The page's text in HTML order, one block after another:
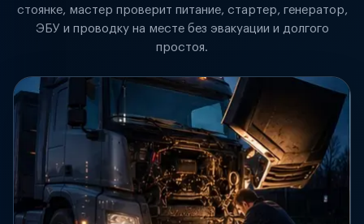
стоянке, мастер проверит питание, стартер, генератор,
ЭБУ и проводку на месте без эвакуации и долгого
простоя.